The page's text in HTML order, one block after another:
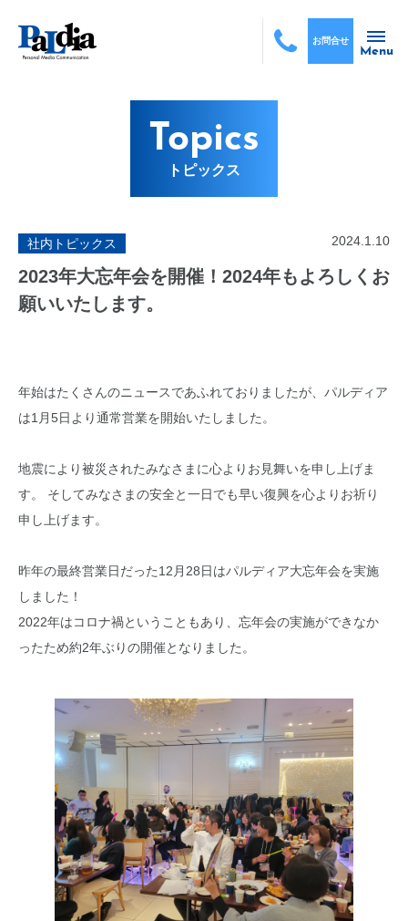
Menu
お問合せ
Topics
トピックス
社内トピックス 2024.1.10
2023年大忘年会を開催！2024年もよろしくお
願いいたします。
年始はたくさんのニュースであふれておりましたが、パルディア
は1月5日より通常営業を開始いたしました。
地震により被災されたみなさまに心よりお見舞いを申し上げま
す。 そしてみなさまの安全と一日でも早い復興を心よりお祈り
申し上げます。
昨年の最終営業日だった12月28日はパルディア大忘年会を実施
しました！
2022年はコロナ禍ということもあり、忘年会の実施ができなか
ったため約2年ぶりの開催となりました。